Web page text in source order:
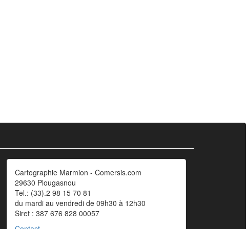
Cartographie Marmion - Comersis.com
29630 Plougasnou
Tel.: (33).2 98 15 70 81
du mardi au vendredi de 09h30 à 12h30
Siret : 387 676 828 00057